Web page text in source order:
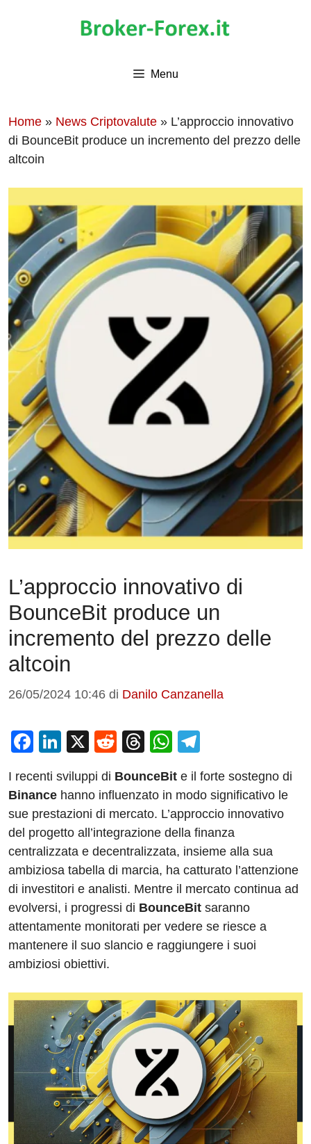
Menu
Home » News Criptovalute » L’approccio innovativo
di BounceBit produce un incremento del prezzo delle
altcoin
L’approccio innovativo di
BounceBit produce un
incremento del prezzo delle
altcoin
26/05/2024 10:46 di Danilo Canzanella
F
c
e
b
o
o
k
Li
k
e
dI
n
X
R
d
di
t
T
e
a
d
s
W
at
s
A
p
p
e
gr
a
m
I recenti sviluppi di BounceBit e il forte sostegno di
Binance hanno influenzato in modo significativo le
sue prestazioni di mercato. L’approccio innovativo
del progetto all’integrazione della finanza
centralizzata e decentralizzata, insieme alla sua
ambiziosa tabella di marcia, ha catturato l’attenzione
di investitori e analisti. Mentre il mercato continua ad
evolversi, i progressi di BounceBit saranno
attentamente monitorati per vedere se riesce a
mantenere il suo slancio e raggiungere i suoi
ambiziosi obiettivi.